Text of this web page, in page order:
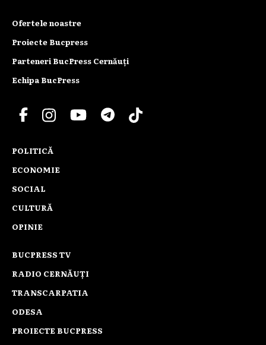
Ofertele noastre
Proiecte Bucpress
Parteneri BucPress Cernăuți
Echipa BucPress
POLITICĂ
ECONOMIE
SOCIAL
CULTURĂ
OPINIE
BUCPRESS TV
RADIO CERNĂUȚI
TRANSCARPATIA
ODESA
PROIECTE BUCPRESS